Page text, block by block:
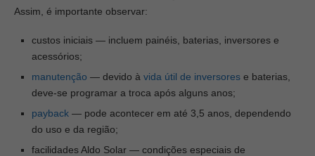
Assim, é importante observar:
custos iniciais — incluem painéis, baterias, inversores e
acessórios;
manutenção — devido à vida útil de inversores e baterias,
deve-se programar a troca após alguns anos;
payback — pode acontecer em até 3,5 anos, dependendo
do uso e da região;
facilidades Aldo Solar — condições especiais de